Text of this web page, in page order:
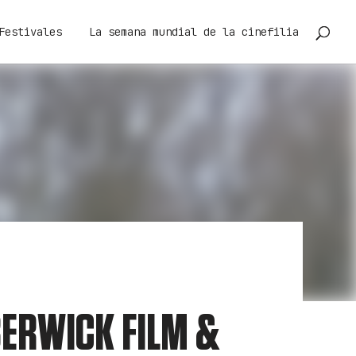
Festivales La semana mundial de la cinefilia
FILM &